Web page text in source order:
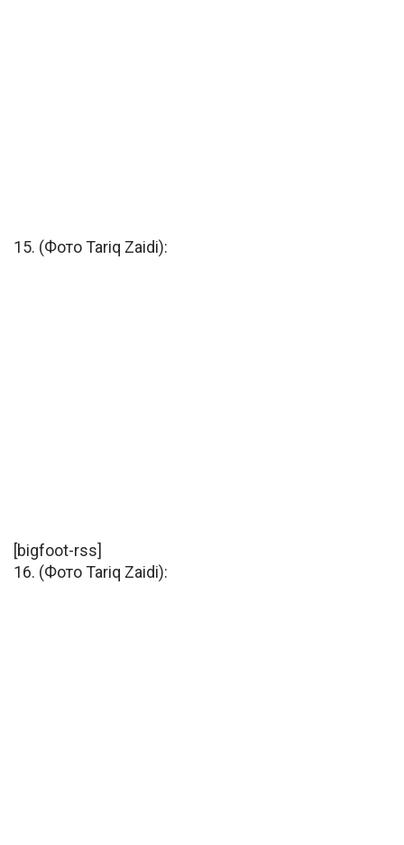
15. (Фото Tariq Zaidi):
[bigfoot-rss]
16. (Фото Tariq Zaidi):